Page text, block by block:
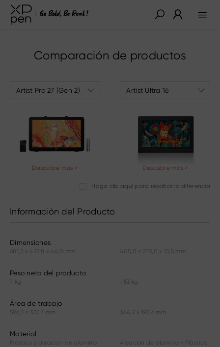
Comparación de productos
Artist Pro 27 (Gen 2)
Descubre más >
Artist Ultra 16
Descubre más >
Haga clic aquí para resaltar la diferencia
Información del Producto
Dimensiones
681,3 x 423,8 x 44,0 mm 405,0 x 273,0 x 13,5 mm
Peso neto del producto
7 kg 1,53 kg
Área de trabajo
596,7 × 335,7 mm 344,2 x 193,6 mm
Material
Plástico y aleación de aluminio Aleación de aluminio + Plástico